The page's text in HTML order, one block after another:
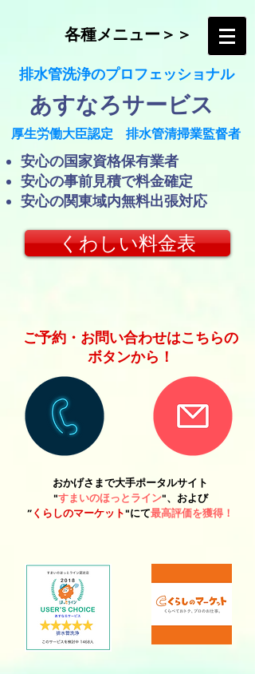
各種メニュー＞＞
​排水管洗浄のプロフェッショナル
​あすなろサービス
​厚生労働大臣認定 排水管清掃業監督者
​安心の国家資格保有業者
安心の事前見積で料金確定
​安心の関東域内無料出張対応
くわしい料金表
ご予約・お問い合わせはこちらの
ボタンから！
おかげさまで大手ポータルサイト
"すまいのほっとライン"、および
” くらしのマーケット"にて最高評価を獲得！